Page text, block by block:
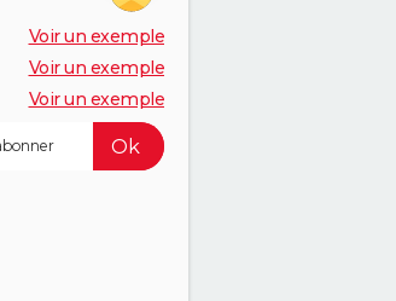
Voir un exemple
Voir un exemple
Voir un exemple